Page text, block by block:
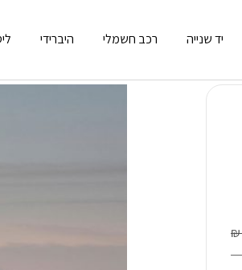
יד שנייה רכב חשמלי היברידי